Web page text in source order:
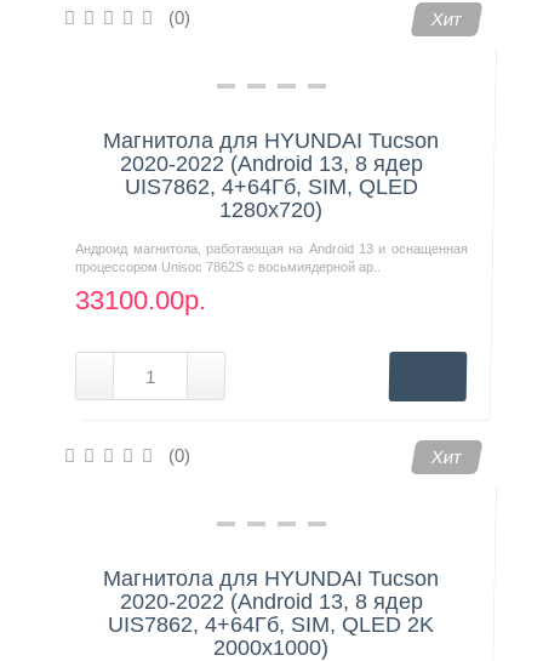
(0) Хит
Магнитола для HYUNDAI Tucson
2020-2022 (Android 13, 8 ядер
UIS7862, 4+64Гб, SIM, QLED
1280x720)
Андроид магнитола, работающая на Android 13 и оснащенная
процессором Unisoc 7862S с восьмиядерной ар..
33100.00р.
(0) Хит
Магнитола для HYUNDAI Tucson
2020-2022 (Android 13, 8 ядер
UIS7862, 4+64Гб, SIM, QLED 2K
2000x1000)